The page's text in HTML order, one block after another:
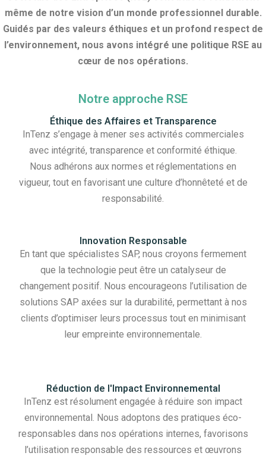
même de notre vision d’un monde professionnel durable.
Guidés par des valeurs éthiques et un profond respect de
l’environnement, nous avons intégré une politique RSE au
cœur de nos opérations.
Notre approche RSE
Éthique des Affaires et Transparence
InTenz s’engage à mener ses activités commerciales
avec intégrité, transparence et conformité éthique.
Nous adhérons aux normes et réglementations en
vigueur, tout en favorisant une culture d’honnêteté et de
responsabilité.
Innovation Responsable
En tant que spécialistes SAP, nous croyons fermement
que la technologie peut être un catalyseur de
changement positif. Nous encourageons l’utilisation de
solutions SAP axées sur la durabilité, permettant à nos
clients d’optimiser leurs processus tout en minimisant
leur empreinte environnementale.
Réduction de l'Impact Environnemental
InTenz est résolument engagée à réduire son impact
environnemental. Nous adoptons des pratiques éco-
responsables dans nos opérations internes, favorisons
l’utilisation responsable des ressources et œuvrons